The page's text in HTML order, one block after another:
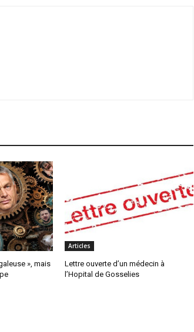
», mais
Articles
Lettre ouverte d’un médecin à
l’Hopital de Gosselies